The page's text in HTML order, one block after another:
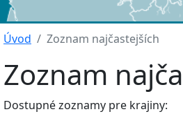
Úvod Zoznam najčastejších
Zoznam
Dostupné zoznamy pre krajiny: